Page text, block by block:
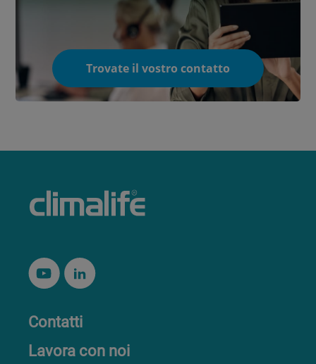
Trovate il vostro contatto
Contatti
Lavora con noi